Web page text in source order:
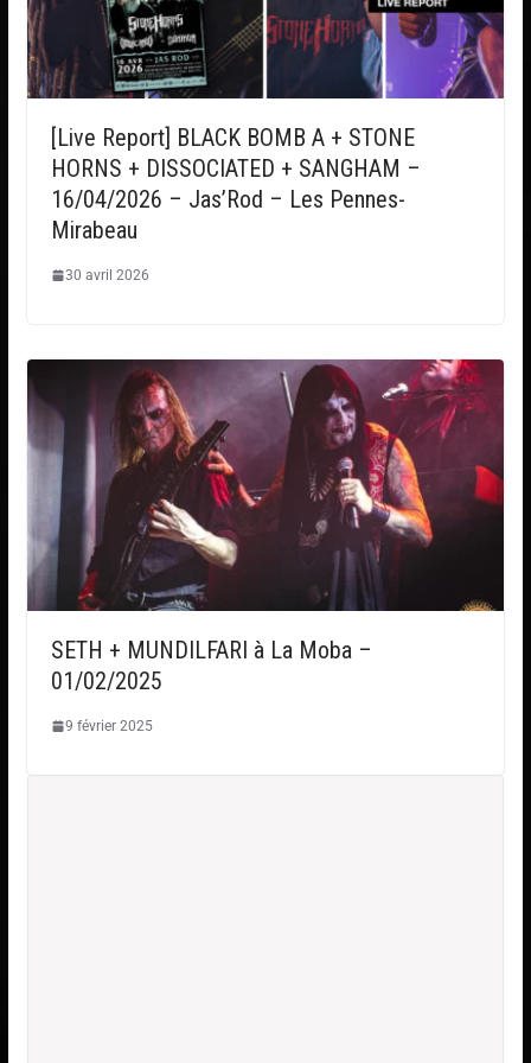
[Live Report] BLACK BOMB A + STONE
HORNS + DISSOCIATED + SANGHAM –
16/04/2026 – Jas’Rod – Les Pennes-
Mirabeau
30 avril 2026
SETH + MUNDILFARI à La Moba –
01/02/2025
9 février 2025